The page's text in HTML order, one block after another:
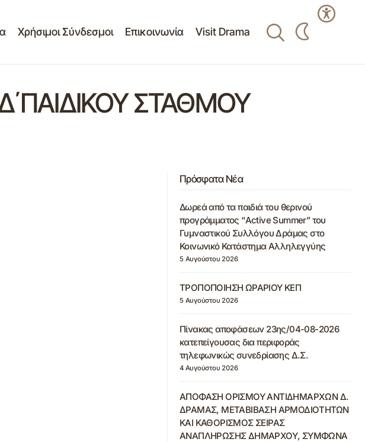
Χρήσιμοι Σύνδεσμοι Επικοινωνία Visit Drama
ΣΤΑΘΜΟΥ
Πρόσφατα Νέα
Δωρεά από τα παιδιά του θερινού
προγράμματος “Active Summer” του
Γυμναστικού Συλλόγου Δράμας στο
Κοινωνικό Κατάστημα Αλληλεγγύης
5 Αυγούστου 2026
ΤΡΟΠΟΠΟΙΗΣΗ ΩΡΑΡΙΟΥ ΚΕΠ
5 Αυγούστου 2026
Πίνακας αποφάσεων 23ης/04-08-2026
κατεπείγουσας δια περιφοράς
τηλεφωνικώς συνεδρίασης Δ.Σ.
4 Αυγούστου 2026
ΑΠΟΦΑΣΗ ΟΡΙΣΜΟΥ ΑΝΤΙΔΗΜΑΡΧΩΝ Δ.
ΔΡΑΜΑΣ, ΜΕΤΑΒΙΒΑΣΗ ΑΡΜΟΔΙΟΤΗΤΩΝ
ΚΑΙ ΚΑΘΟΡΙΣΜΟΣ ΣΕΙΡΑΣ
ΑΝΑΠΛΗΡΩΣΗΣ ΔΗΜΑΡΧΟΥ, ΣΥΜΦΩΝΑ